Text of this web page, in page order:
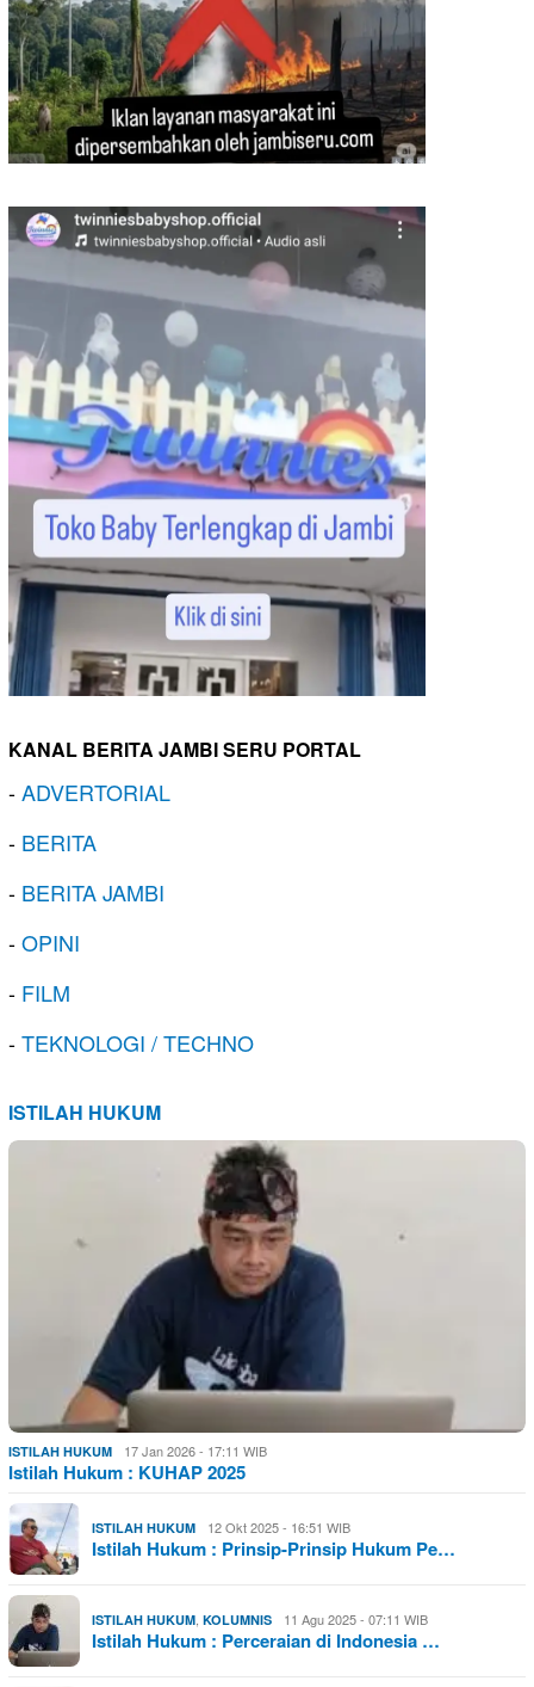
KANAL BERITA JAMBI SERU PORTAL
-ADVERTORIAL
- BERITA
- BERITA JAMBI
-OPINI
- FILM
-TEKNOLOGI / TECHNO
ISTILAH HUKUM
ISTILAH HUKUM 17 Jan 2026 - 17:11 WIB
Istilah Hukum : KUHAP 2025
ISTILAH HUKUM 12 Okt 2025 - 16:51 WIB
Istilah Hukum : Prinsip-Prinsip Hukum Pe…
ISTILAH HUKUM, KOLUMNIS 11 Agu 2025 - 07:11 WIB
Istilah Hukum : Perceraian di Indonesia …